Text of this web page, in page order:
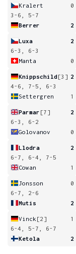
Kralert
0
3-6, 5-7
Berrer
2
Luxa
2
6-3, 6-3
Manta
0
Knippschild[3] 2
4-6, 7-5, 6-3
Settergren
1
Parmar [7]
2
6-3, 6-2
Golovanov
0
Llodra
2
6-7, 6-4, 7-5
Cowan
1
Jonsson
0
6-7, 2-6
Mutis
2
Vinck [2]
1
6-4, 5-7, 6-7
Ketola
2